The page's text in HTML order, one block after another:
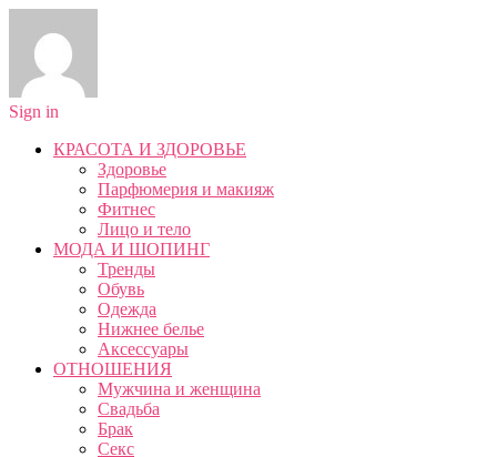
Sign in
КРАСОТА И ЗДОРОВЬЕ
Здоровье
Парфюмерия и макияж
Фитнес
Лицо и тело
МОДА И ШОПИНГ
Тренды
Обувь
Одежда
Нижнее белье
Аксессуары
ОТНОШЕНИЯ
Мужчина и женщина
Свадьба
Брак
Секс